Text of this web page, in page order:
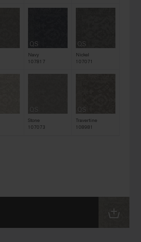
QS
Navy
107817
QS
Nickel
107071
QS
Stone
107073
QS
Travertine
108981